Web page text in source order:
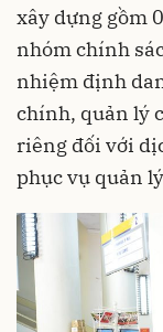
xây dựng gồm
nhóm chính
nhiệm định
chính, quản lý
riêng đối với
phục vụ quản